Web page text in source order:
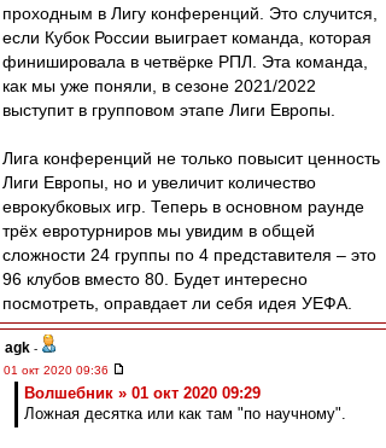
проходным в Лигу конференций. Это случится,
если Кубок России выиграет команда, которая
финишировала в четвёрке РПЛ. Эта команда,
как мы уже поняли, в сезоне 2021/2022
выступит в групповом этапе Лиги Европы.
Лига конференций не только повысит ценность
Лиги Европы, но и увеличит количество
еврокубковых игр. Теперь в основном раунде
трёх евротурниров мы увидим в общей
сложности 24 группы по 4 представителя – это
96 клубов вместо 80. Будет интересно
посмотреть, оправдает ли себя идея УЕФА.
agk -
01 окт 2020 09:36
Волшебник » 01 окт 2020 09:29
Ложная десятка или как там "по научному".